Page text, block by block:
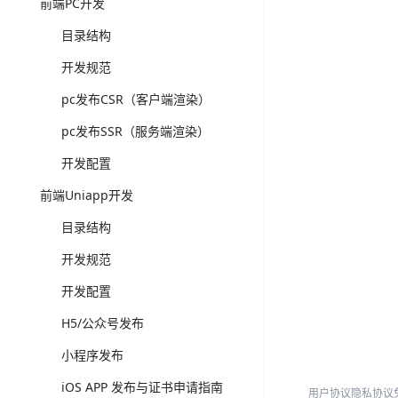
目录结构
开发规范
pc发布CSR（客户端渲染）
pc发布SSR（服务端渲染）
开发配置
前端Uniapp开发
目录结构
开发规范
开发配置
H5/公众号发布
小程序发布
iOS APP 发布与证书申请指南
用户协议 隐私协议